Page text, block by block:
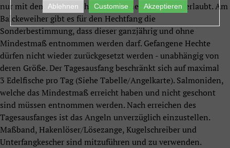
nur mit dem Balckeweiher entnommenen Fischen erlaubt. Am
Balckeweiher gibt es für den Hechtfang die
Sonderbestimmung, dass dieser ganzjährig und ohne
Mindestmaß entnommen werden darf. Gefangene Hechte
dürfen nicht wieder zurückgesetzt werden - unabhängig von
deren Größe. Der Tagesausfang beschränkt sich auf maximal
3 Edelfische pro Tag (Siehe Tabelle/Angelkarte). Salmoniden,
welche das Mindestmaß erreicht haben und nicht geschont
sind müssen entnommen werden. Nach erreichen des
Tagesausfanges ist das Angeln unverzüglich einzustellen.
Maßband, Hakenlöser/Lösezange, Kugelschreiber und
Unterfangkescher sind mitzuführen und zu verwenden.
Ablehnen Customise Akzeptieren